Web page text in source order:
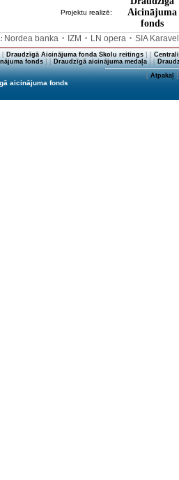
Projektu realizē:
Aicinājuma
fonds
Nordea banka • IZM • LN opera • SIA
[ Draudzīgā Aicinājuma fonda Skolu reitings] [
fonds] [Draudzīgā aicinājuma medaļa] [
[Atpakaļ]
aicinājuma fonds